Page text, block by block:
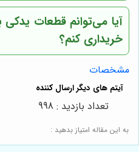
آیا می‌توانم قطعات یدکی
خریداری کنم؟
مشخصات
به این مقاله امتیاز بدهید :
تعداد بازدید : 998